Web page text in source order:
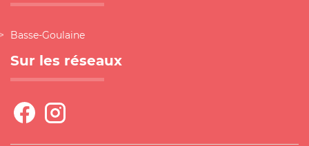
Basse-Goulaine
Sur les réseaux